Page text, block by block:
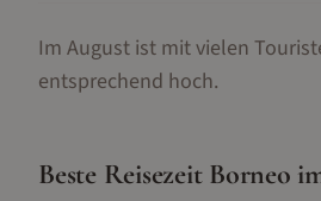
Im August ist mit vielen
entsprechend hoch.
Beste Reisezeit Borneo